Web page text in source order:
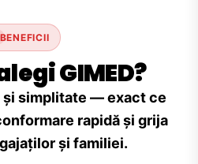
BENEFICII
GIMED?
și simplitate — exact ce
rapidă și grija
și familiei.